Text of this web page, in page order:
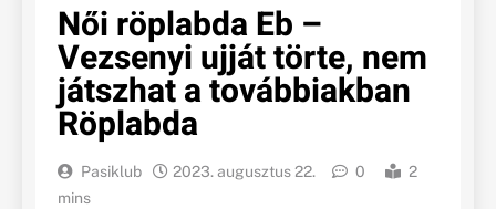
Női röplabda Eb –
Vezsenyi ujját törte, nem
játszhat a továbbiakban
Röplabda
Pasiklub 2023. augusztus 22. 0
2
mins